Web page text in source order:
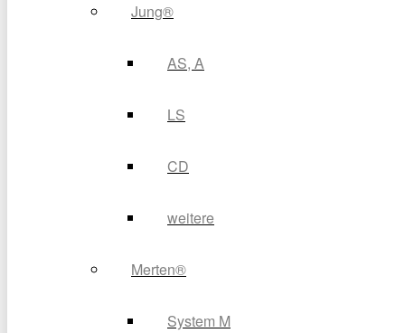
Jung®
AS, A
LS
CD
weitere
Merten®
System M